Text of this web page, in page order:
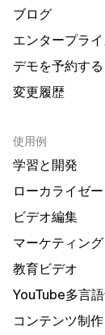
ブログ
エンタープラ
デモを予約する
変更履歴
使用例
学習と開発
ローカライゼ
ビデオ編集
マーケティング
教育ビデオ
YouTube多言
コンテンツ制